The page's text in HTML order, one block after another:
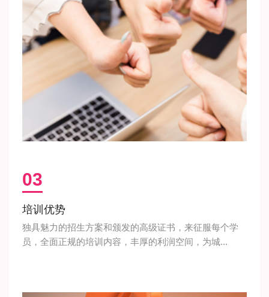
03
培训优势
独具魅力的招生方案和颁发的高级证书，来征服每个学
员，全面正规的培训内容，丰厚的利润空间，为城...